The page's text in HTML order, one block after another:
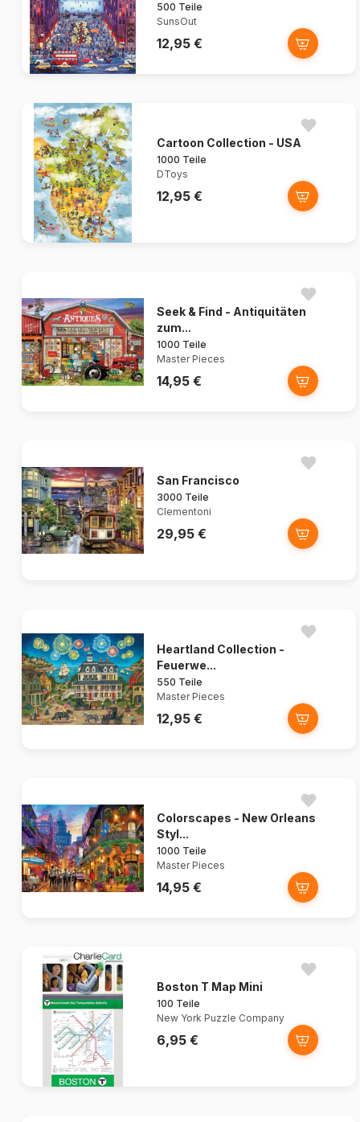
500 Teile
SunsOut
12,95 €
Cartoon Collection - USA
1000 Teile
DToys
12,95 €
Seek & Find - Antiquitäten
zum...
1000 Teile
Master Pieces
14,95 €
San Francisco
3000 Teile
Clementoni
29,95 €
Heartland Collection -
Feuerwe...
550 Teile
Master Pieces
12,95 €
Colorscapes - New Orleans
Styl...
1000 Teile
Master Pieces
14,95 €
Boston T Map Mini
100 Teile
New York Puzzle Company
6,95 €